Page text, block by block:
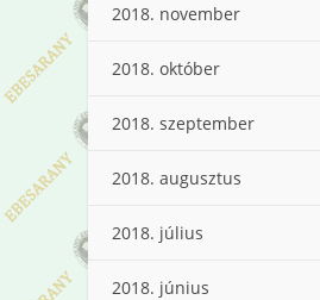
2018. november
2018. október
2018. szeptember
2018. augusztus
2018. július
2018. június